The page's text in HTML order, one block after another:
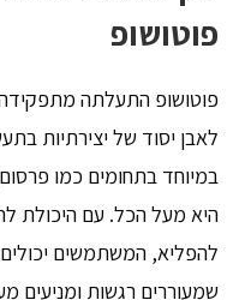
פוטושופ
פוטושופ התעלתה
לאבן יסוד של יצירתיות
במיוחד בתחומים כמו
היא מעל הכל. עם היכולת
להפליא, המשתמשים יכולים
שמעוררים רגשות ומניעים